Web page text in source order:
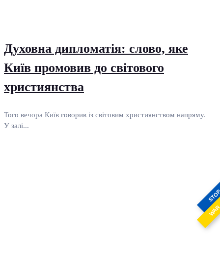
Духовна дипломатія: слово, яке
Київ промовив до світового
християнства
Того вечора Київ говорив із світовим християнством напряму.
У залі...